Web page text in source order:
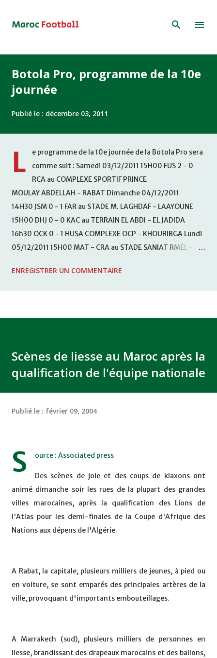
Botola Pro, programme de la 10e
journée
Publié le : décembre 03, 2011
L
e programme de la 10e journée de la Botola Pro sera
comme suit : Samedi 03/12/2011 15H00 FUS 2 - 0
RCA au COMPLEXE SPORTIF PRINCE
MOULAY ABDELLAH - RABAT Dimanche 04/12/2011
14H30 JSM 0 - 1 FAR au STADE M. LAGHDAF - LAAYOUNE
15H00 DHJ 0 - 0 KAC au TERRAIN EL ABDI - EL JADIDA
16h30 OCK 0 - 1 HUSA COMPLEXE OCP - KHOURIBGA Lundi
05/12/2011 15H00 MAT - CRA au STADE SANIAT RMEL -
KHEMISET Mardi 06/12/2011 15H00 WAF - OCS au
ENREGISTRER UN COMMENTAIRE
Scènes de liesse au Maroc après la
qualification de l'équipe nationale
Publié le : février 09, 2004
S ource : Associated press
Des scènes de joie et des coups de klaxons ont
animé dimanche soir les rues de la plupart des grandes
villes marocaines, après la qualification des Lions de
l'Atlas pour les demi-finales de la Coupe d'Afrique des
Nations aux dépens de l'Algérie.
A Rabat, la capitale, plusieurs milliers de jeunes, à pied ou
en voiture, se sont emparés des principales artères de la
ville, provoquant d'importants embouteillages.
A Marrakech (sud), plusieurs milliers de personnes en
liesse, brandissant des drapeaux marocains et des ballons,